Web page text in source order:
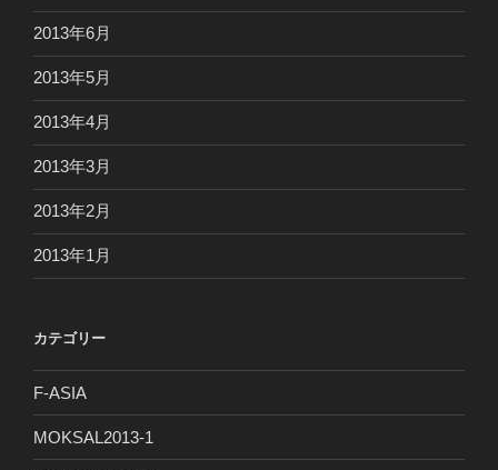
2013年6月
2013年5月
2013年4月
2013年3月
2013年2月
2013年1月
カテゴリー
F-ASIA
MOKSAL2013-1